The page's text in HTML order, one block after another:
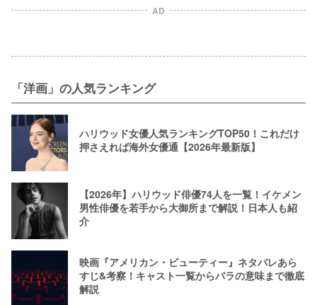
AD
「洋画」の人気ランキング
ハリウッド女優人気ランキングTOP50！これだけ
押さえれば海外女優通【2026年最新版】
【2026年】ハリウッド俳優74人を一覧！イケメン
男性俳優を若手から大御所まで解説！日本人も紹
介
映画『アメリカン・ビューティー』ネタバレあら
すじ&考察！キャスト一覧からバラの意味まで徹底
解説